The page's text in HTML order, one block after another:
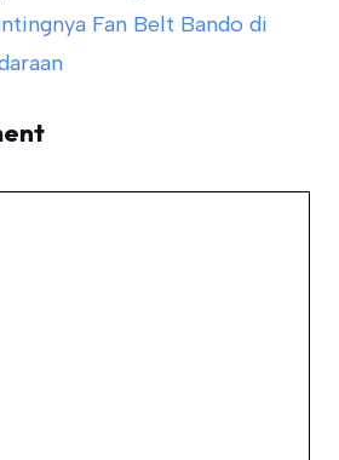
Fan Belt Bando di